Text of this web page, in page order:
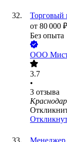
Торговый
от 80 000 ₽
Без опыта
ООО
3.7
•
3 отзыва